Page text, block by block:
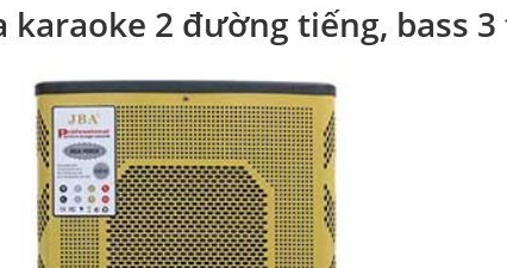
karaoke 2 đường tiếng, bass 3